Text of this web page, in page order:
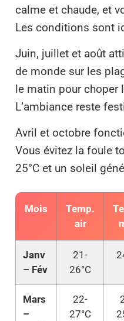
calme et chaude, et
Les conditions sont
Juin, juillet et août
de monde sur les
le matin pour choper
L’ambiance reste
Avril et octobre
Vous évitez la foule
25°C et un soleil
Mois
Temp.
air
Janv
– Fév
21-
26°C
Mars
–
22-
27°C